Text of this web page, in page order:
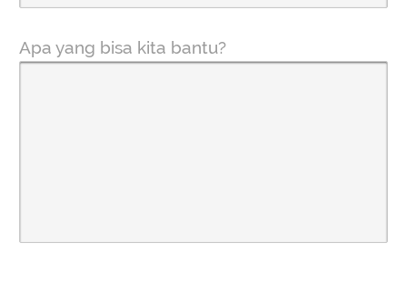
Apa yang bisa kita bantu?